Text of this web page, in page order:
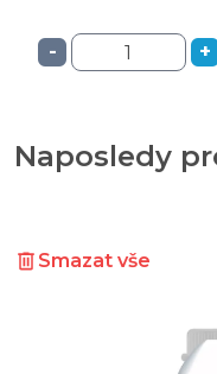
- +
Naposledy
Smazat vše